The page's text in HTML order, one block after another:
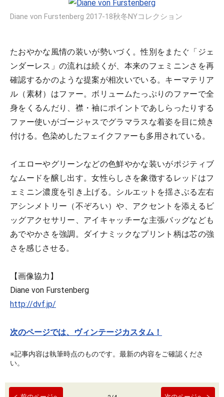
Diane von Furstenberg 2017-18秋冬NYコレクション
たおやかな風情の装いが勢いづく。性別をまたぐ「ジェ
ンダーレス」の流れは続くが、本来のフェミニンさを再
確認するかのような提案が相次いでいる。キーマテリア
ル（素材）はファー。ボリュームたっぷりのファーで全
身をくるんだり、襟・袖にポイントであしらったりする
ファー使いがゴージャスでグラマラスな着姿を目に焼き
付ける。色染めしたフェイクファーも多用されている。
イエローやグリーンなどの色鮮やかな装いがポジティブ
なムードを醸し出す。女性らしさを象徴するレッドはフ
ェミニン濃度を引き上げる。シルエットを揺さぶる左右
アシンメトリー（不ぞろい）や、アクセントを添えるビ
ッグアクセサリー、アイキャッチーな主張バッグなども
あでやかさを強調。ダイナミックなプリント柄は芯の強
さを感じさせる。
【画像協力】
Diane von Furstenberg
http://dvf.jp/
次のページでは、ヴィンテージカスタム！
※記事内容は執筆時点のものです。最新の内容をご確認くださ
い。